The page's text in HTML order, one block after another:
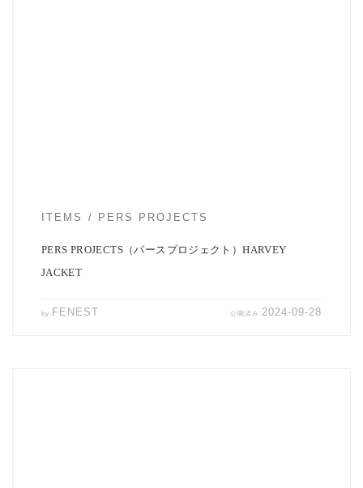
ITEMS PERS PROJECTS
PERS PROJECTS（パースプロジェクト）HARVEY
JACKET
by FENEST 公開済み2024-09-28